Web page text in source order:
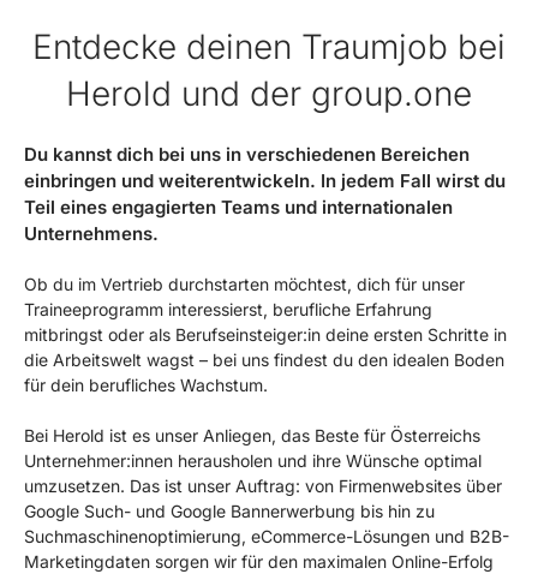
Entdecke deinen Traumjob bei
Herold und der group.one
Du kannst dich bei uns in verschiedenen Bereichen
einbringen und weiterentwickeln. In jedem Fall wirst du
Teil eines engagierten Teams und internationalen
Unternehmens.
Ob du im Vertrieb durchstarten möchtest, dich für unser
Traineeprogramm interessierst, berufliche Erfahrung
mitbringst oder als Berufseinsteiger:in deine ersten Schritte in
die Arbeitswelt wagst – bei uns findest du den idealen Boden
für dein berufliches Wachstum.
Bei Herold ist es unser Anliegen, das Beste für Österreichs
Unternehmer:innen herausholen und ihre Wünsche optimal
umzusetzen. Das ist unser Auftrag: von Firmenwebsites über
Google Such- und Google Bannerwerbung bis hin zu
Suchmaschinenoptimierung, eCommerce-Lösungen und B2B-
Marketingdaten sorgen wir für den maximalen Online-Erfolg